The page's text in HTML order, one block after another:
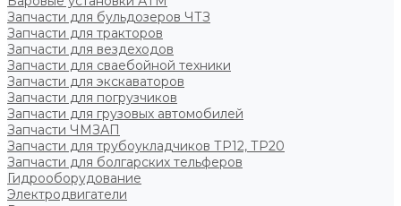
Запчасти для бульдозеров ЧТЗ
Запчасти для тракторов
Запчасти для вездеходов
Запчасти для сваебойной техники
Запчасти для экскаваторов
Запчасти для погрузчиков
Запчасти для грузовых автомобилей
Запчасти ЧМЗАП
Запчасти для трубоукладчиков ТР12, ТР20
Запчасти для болгарских тельферов
Гидрооборудование
Электродвигатели